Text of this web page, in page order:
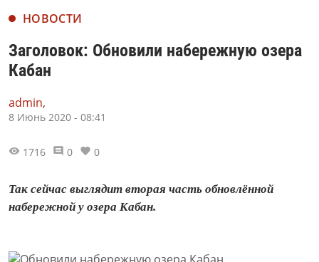
НОВОСТИ
Заголовок: Обновили набережную озера
Кабан
admin,
8 Июнь 2020 - 08:41
1716 0 0
Так сейчас выглядит вторая часть обновлённой
набережной у озера Кабан.